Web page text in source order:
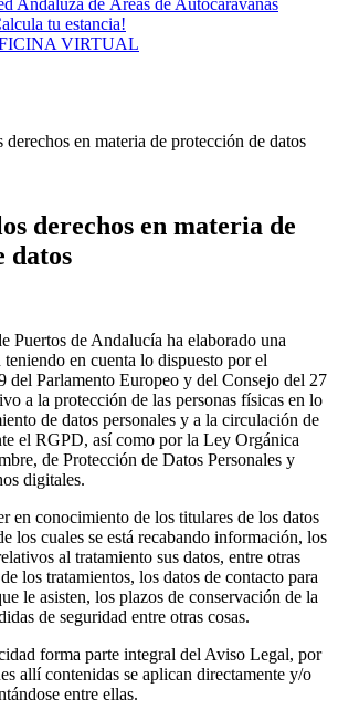
tu estancia!
VIRTUAL
en materia de protección de datos
derechos en materia de
datos
Puertos de Andalucía ha elaborado una
en cuenta lo dispuesto por el
del Parlamento Europeo y del Consejo del 27
a la protección de las personas físicas en lo
de datos personales y a la circulación de
el RGPD, así como por la Ley Orgánica
de Protección de Datos Personales y
digitales.
en conocimiento de los titulares de los datos
los cuales se está recabando información, los
al tratamiento sus datos, entre otras
los tratamientos, los datos de contacto para
le asisten, los plazos de conservación de la
de seguridad entre otras cosas.
forma parte integral del Aviso Legal, por
allí contenidas se aplican directamente y/o
entre ellas.